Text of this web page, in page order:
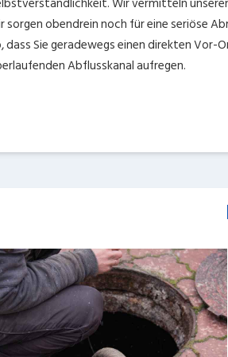
sorgen obendrein noch für eine seriöse
dass Sie geradewegs einen direkten
Abflusskanal aufregen.